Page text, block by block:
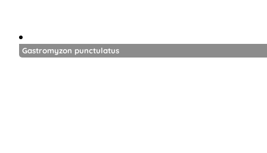
Gastromyzon punctulatus